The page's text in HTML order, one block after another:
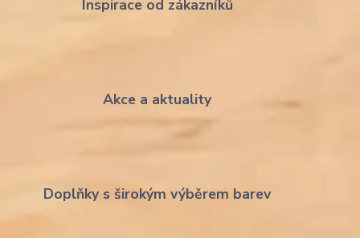
Inspirace od zákazníků
Akce a aktuality
Doplňky s širokým výběrem barev